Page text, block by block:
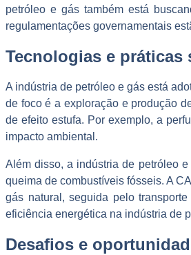
petróleo e gás também está
regulamentações governamentais
Tecnologias e
A indústria de petróleo e gás está
de foco é a exploração e produção
de efeito estufa. Por exemplo, a
impacto ambiental.
Além disso, a indústria de petróleo
queima de combustíveis fósseis. A
gás natural, seguida pelo
eficiência energética na indústria de
Desafios e